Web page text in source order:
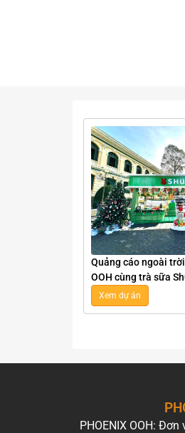
Quảng cáo ngoài
OOH cùng trà sữa
Xem dự án
PHOENIX OOH: